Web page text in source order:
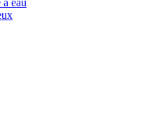
a eau